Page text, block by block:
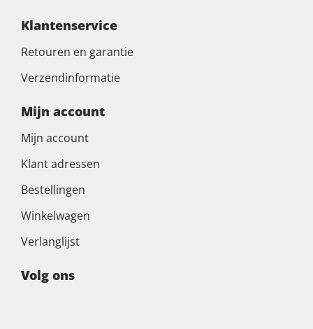
Klantenservice
Retouren en garantie
Verzendinformatie
Mijn account
Mijn account
Klant adressen
Bestellingen
Winkelwagen
Verlanglijst
Volg ons